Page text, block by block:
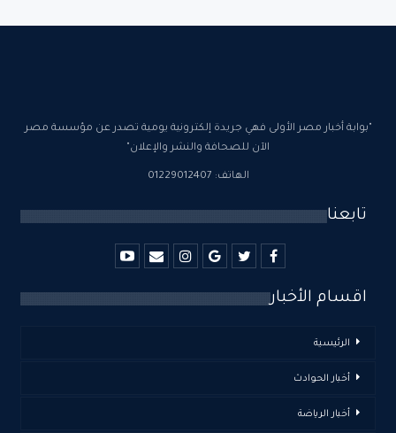
"بوابة أخبار مصر الأولى فهي جريدة إلكترونية يومية تصدر عن مؤسسة مصر
الآن للصحافة والنشر والإعلان"
الهاتف: 01229012407
تابعنا
اقسام الأخبار
الرئيسية
أخبار الحوادث
أخبار الرياضة